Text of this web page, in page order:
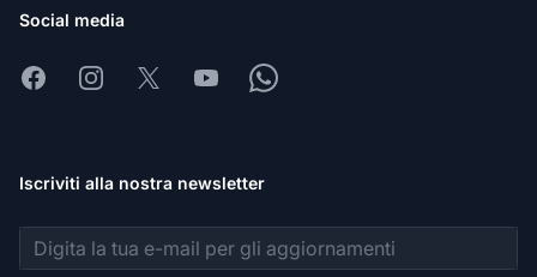
Social media
FacebookInstagram
X YoutubeWhatsapp
Iscriviti alla nostra newsletter
Indirizzo email